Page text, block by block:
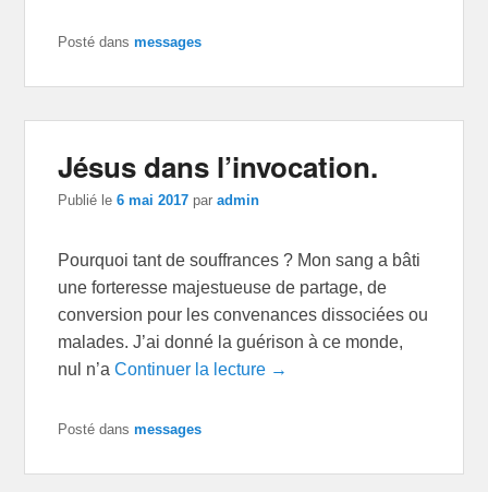
Posté dans messages
Jésus dans l’invocation.
Publié le6 mai 2017 paradmin
Pourquoi tant de souffrances ? Mon sang a bâti
une forteresse majestueuse de partage, de
conversion pour les convenances dissociées ou
malades. J’ai donné la guérison à ce monde,
nul n’aContinuer la lecture →
Posté dans messages